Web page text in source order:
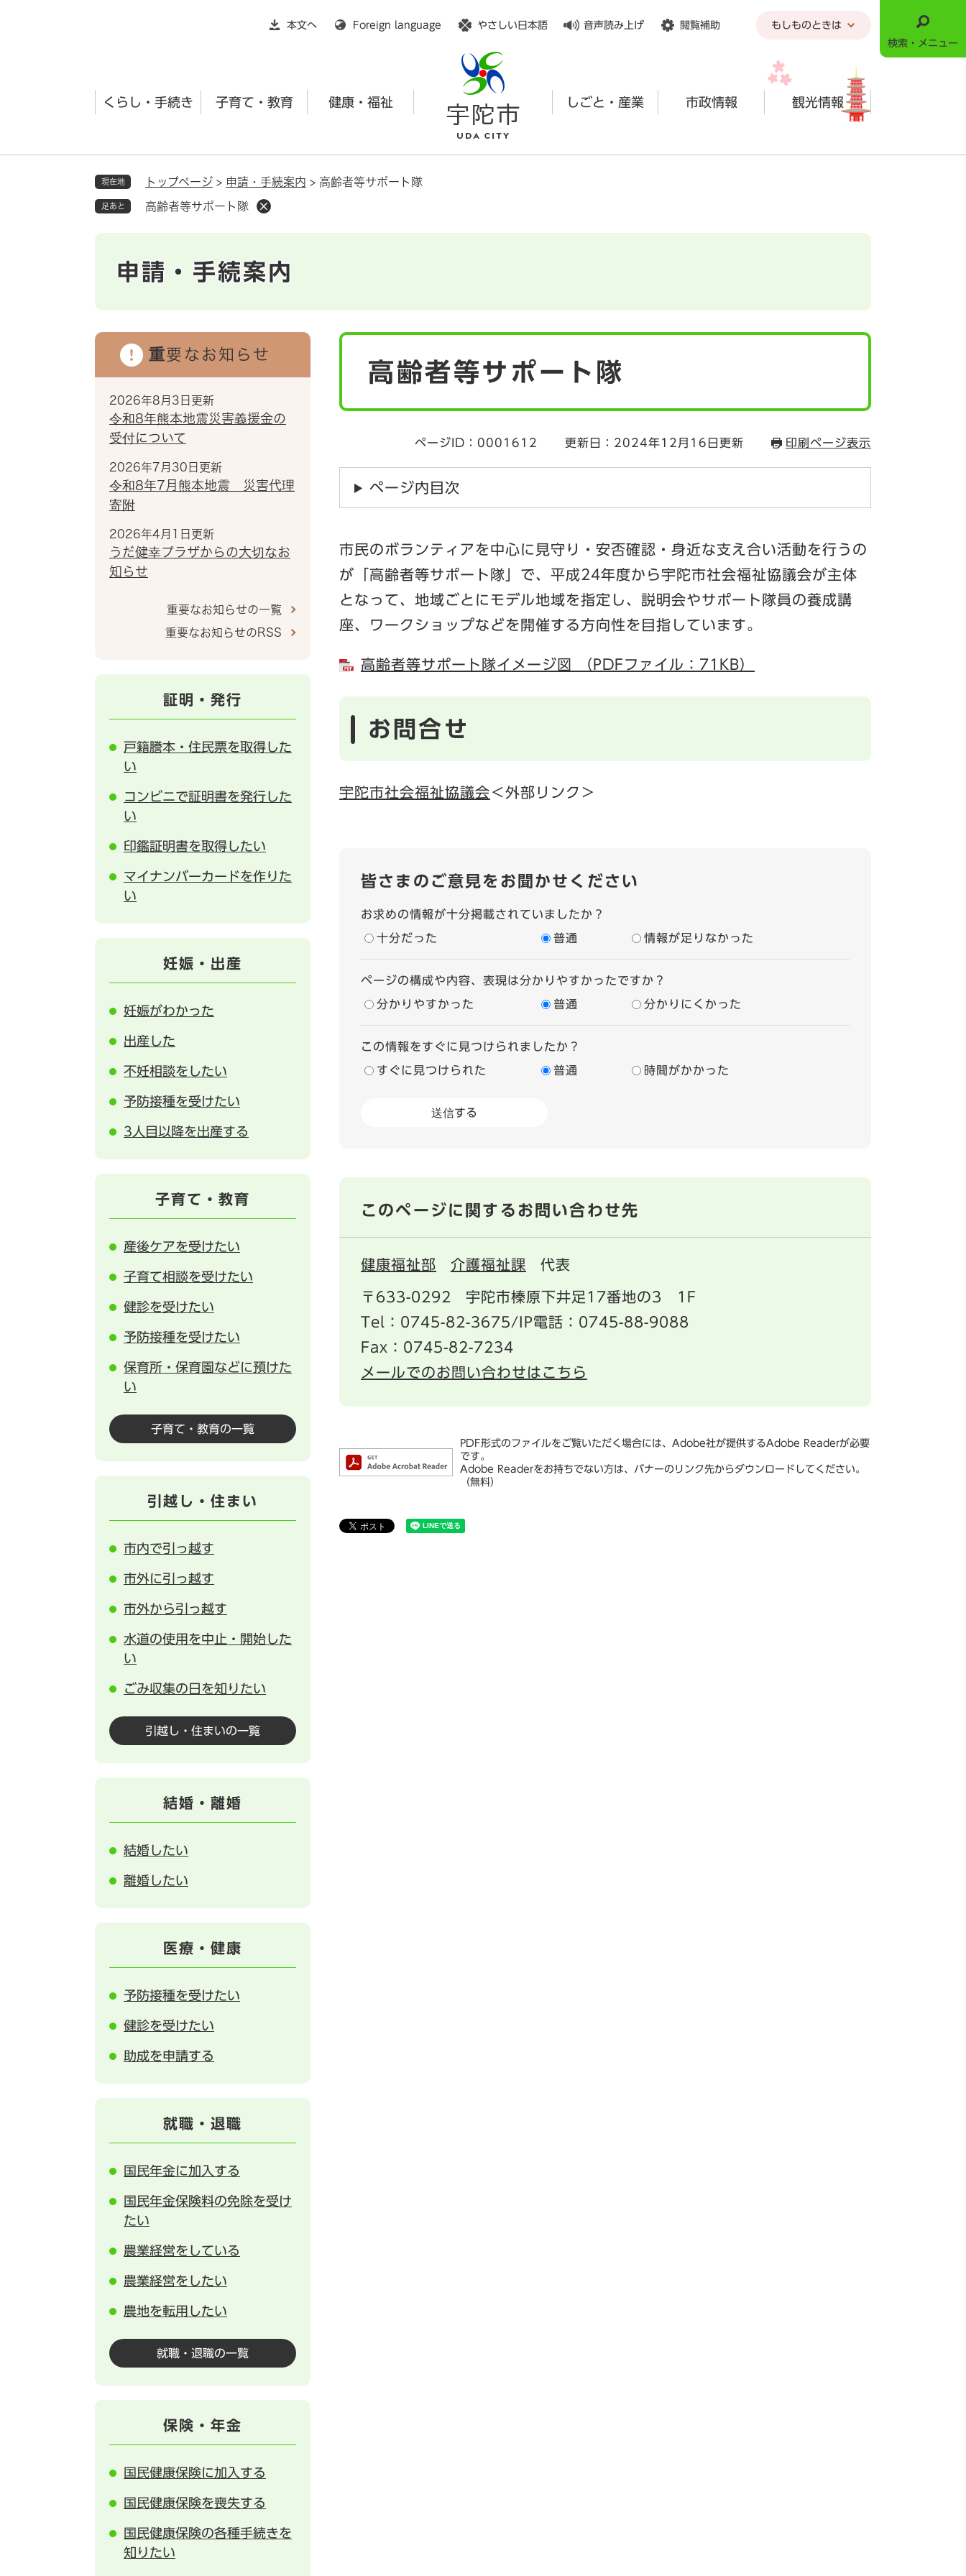
本文へ
Foreign language やさしい日本語 音声読み上げ 閲覧補助 もしものときは
くらし・手続き 子育て・教育 健康・福祉 しごと・産業 市政情報 観光情報
検索・メニュー
現在地 トップページ > 申請・手続案内 > 高齢者等サポート隊
足あと 高齢者等サポート隊
申請・手続案内
高齢者等サポート隊
ページID：0001612 更新日：2024年12月16日更新 印刷ページ表示
ページ内目次
市民のボランティアを中心に見守り・安否確認・身近な支え合い活動を行うの
が「高齢者等サポート隊」で、平成24年度から宇陀市社会福祉協議会が主体
となって、地域ごとにモデル地域を指定し、説明会やサポート隊員の養成講
座、ワークショップなどを開催する方向性を目指しています。
高齢者等サポート隊イメージ図 （PDFファイル：71KB）
お問合せ
宇陀市社会福祉協議会＜外部リンク＞
皆さまのご意見をお聞かせください
お求めの情報が十分掲載されていましたか？
十分だった 普通 情報が足りなかった
ページの構成や内容、表現は分かりやすかったですか？
分かりやすかった 普通 分かりにくかった
この情報をすぐに見つけられましたか？
すぐに見つけられた 普通 時間がかかった
このページに関するお問い合わせ先
健康福祉部 介護福祉課 代表
〒633-0292
宇陀市榛原下井足17番地の3 1F
Tel：0745-82-3675/IP電話：0745-88-9088
Fax：0745-82-7234
メールでのお問い合わせはこちら
PDF形式のファイルをご覧いただく場合には、Adobe社が提供するAdobe Readerが必要
です。
Adobe Readerをお持ちでない方は、バナーのリンク先からダウンロードしてください。
（無料）
重要なお知らせ
2026年8月3日更新
令和8年熊本地震災害義援金の
受付について
2026年7月30日更新
令和8年7月熊本地震 災害代理
寄附
2026年4月1日更新
うだ健幸プラザからの大切なお
知らせ
重要なお知らせの一覧
重要なお知らせのRSS
証明・発行
戸籍謄本・住民票を取得した
い
コンビニで証明書を発行した
い
印鑑証明書を取得したい
マイナンバーカードを作りた
い
妊娠・出産
妊娠がわかった
出産した
不妊相談をしたい
予防接種を受けたい
3人目以降を出産する
子育て・教育
産後ケアを受けたい
子育て相談を受けたい
健診を受けたい
予防接種を受けたい
保育所・保育園などに預けた
い
子育て・教育の一覧
引越し・住まい
市内で引っ越す
市外に引っ越す
市外から引っ越す
水道の使用を中止・開始した
い
ごみ収集の日を知りたい
引越し・住まいの一覧
結婚・離婚
結婚したい
離婚したい
医療・健康
予防接種を受けたい
健診を受けたい
助成を申請する
就職・退職
国民年金に加入する
国民年金保険料の免除を受け
たい
農業経営をしている
農業経営をしたい
農地を転用したい
就職・退職の一覧
保険・年金
国民健康保険に加入する
国民健康保険を喪失する
国民健康保険の各種手続きを
知りたい